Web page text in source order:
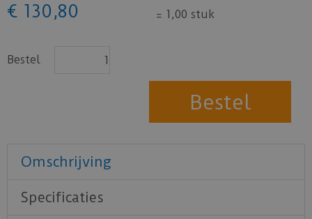
€ 130 ,80 = 1,00 stuk
Bestel
Omschrijving
Specificaties